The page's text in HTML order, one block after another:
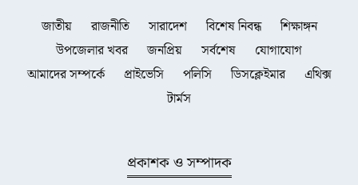
জাতীয় রাজনীতি সারাদেশ বিশেষ নিবন্ধ
শিক্ষাঙ্গন
উপজেলার খবর
জনপ্রিয় সর্বশেষ
যোগাযোগ
আমাদের সম্পর্কে
প্রাইভেসি পলিসি ডিসক্লেইমার
এথিক্স
টার্মস
প্রকাশক ও সম্পাদক